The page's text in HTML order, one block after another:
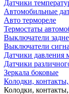
Датчики
Автомобильные
Авто термореле
Термостаты
Выключатели
Выключатели
Датчики давления
Датчики
Зеркала боковые
Колодки,
Колодки,